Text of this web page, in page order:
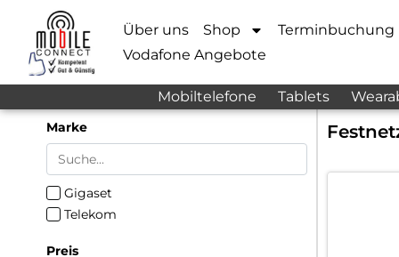
Über uns Shop
Terminbuchung
Vodafone Angebote
Mobiltelefone Tablets
Marke
Gigaset
Telekom
Preis